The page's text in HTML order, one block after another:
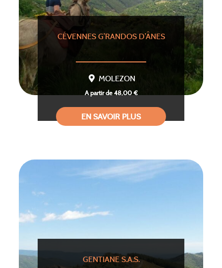
CÉVENNES G’RANDOS D’ÂNES
MOLEZON
A partir de 48,00 €
EN SAVOIR PLUS
GENTIANE S.A.S.